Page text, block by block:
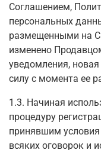
Соглашением,
персональных
размещенными на
изменено
уведомления,
силу с момента ее
1.3. Начиная
процедуру
принявшим
всяких оговорок и